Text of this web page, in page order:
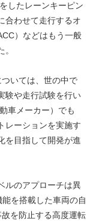
したレーンキーピン
合わせて走行するオ
）などはもう一般
いては、世の中で
験や走行試験を行い
車メーカー）でも
レーションを実施す
を目指して開発が進
ルのアプローチは異
を搭載した車両の自
を防止する高度運転